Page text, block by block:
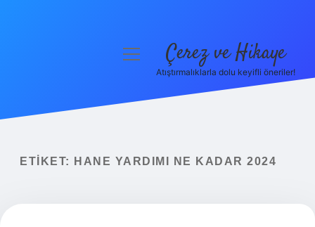
Yasal Uyarı
menüyü Çerez ve Hikaye
Atıştırmalıklarla dolu keyifli öneriler!
ETIKET: HANE YARDIMI NE KADAR 2024